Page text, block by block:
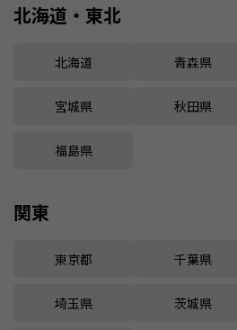
北海道・東北
北海道 青森県
宮城県 秋田県
福島県
関東
東京都 千葉県
埼玉県 茨城県